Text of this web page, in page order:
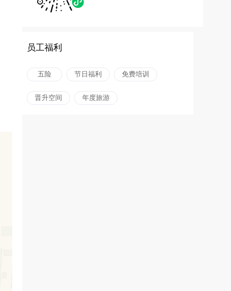
员工福利
五险 节日福利 免费培训
晋升空间 年度旅游